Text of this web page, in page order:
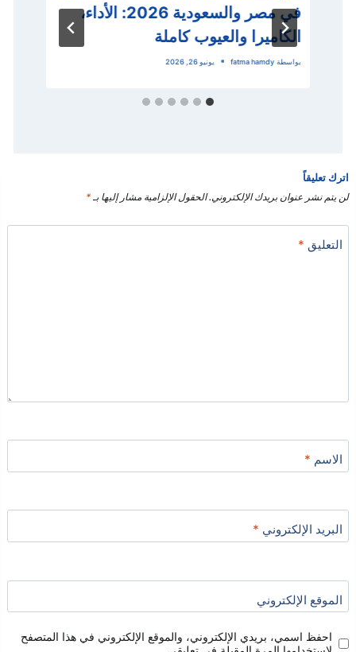
في مصر والسعودية 2026: الأداء،
الكاميرا والعيوب كاملة
بواسطة fatma hamdy يونيو 26, 2026
اترك تعليقاً
لن يتم نشر عنوان بريدك الإلكتروني. الحقول الإلزامية مشار إليها بـ*
التعليق *
الاسم *
البريد الإلكتروني *
الموقع الإلكتروني
احفظ اسمي، بريدي الإلكتروني، والموقع الإلكتروني في هذا المتصفح